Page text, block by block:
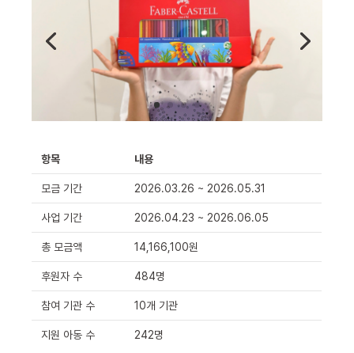
항목 내용
모금 기간 2026.03.26 ~ 2026.05.31
사업 기간 2026.04.23 ~ 2026.06.05
총 모금액 14,166,100원
후원자 수 484명
참여 기관 수 10개 기관
지원 아동 수 242명